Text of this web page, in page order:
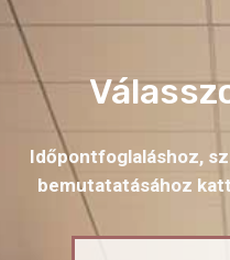
Időpontfoglaláshoz,
bemutatatásához